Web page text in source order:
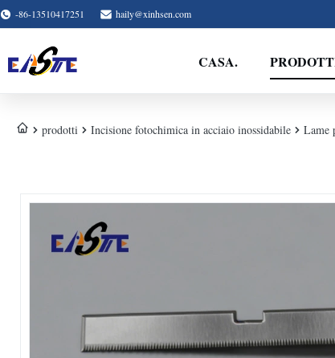
-86-13510417251 haily@xinhsen.com
CASA.
prodotti Incisione fotochimica in acciaio inossidabile Lame